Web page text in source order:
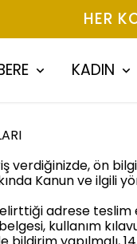
HER
KADIN
ön
Kanun ve ilgili
adrese
kullanım